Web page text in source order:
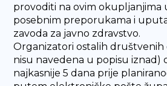
provoditi na ovim okupljanjima
posebnim preporukama i
zavoda za javno zdravstvo.
Organizatori ostalih društvenih
nisu navedena u popisu iznad)
najkasnije 5 dana prije